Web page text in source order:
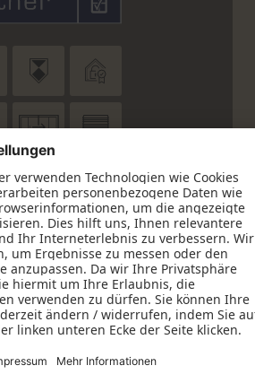
 
 
 
Impressum
Kontakt
Preuß GmbH © 2026